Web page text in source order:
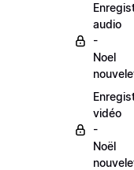
audio
-
Noel
vidéo
-
Noël